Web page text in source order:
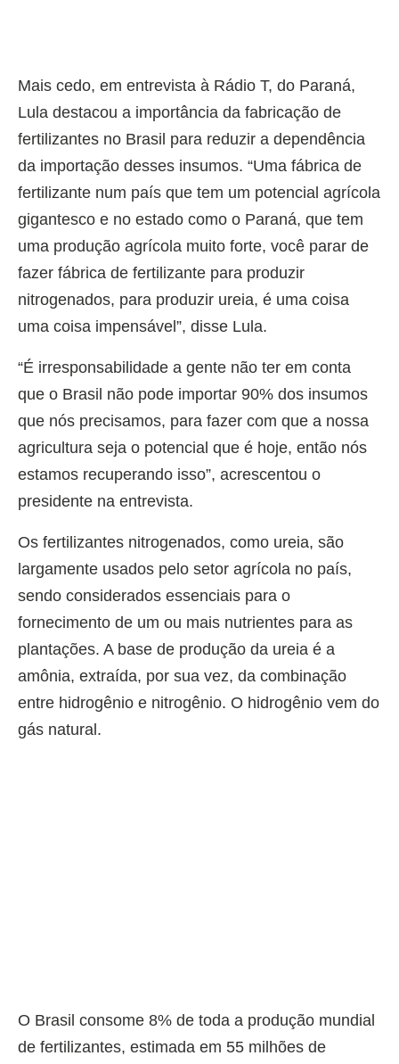
Mais cedo, em entrevista à Rádio T, do Paraná,
Lula destacou a importância da fabricação de
fertilizantes no Brasil para reduzir a dependência
da importação desses insumos. “Uma fábrica de
fertilizante num país que tem um potencial agrícola
gigantesco e no estado como o Paraná, que tem
uma produção agrícola muito forte, você parar de
fazer fábrica de fertilizante para produzir
nitrogenados, para produzir ureia, é uma coisa
uma coisa impensável”, disse Lula.
“É irresponsabilidade a gente não ter em conta
que o Brasil não pode importar 90% dos insumos
que nós precisamos, para fazer com que a nossa
agricultura seja o potencial que é hoje, então nós
estamos recuperando isso”, acrescentou o
presidente na entrevista.
Os fertilizantes nitrogenados, como ureia, são
largamente usados pelo setor agrícola no país,
sendo considerados essenciais para o
fornecimento de um ou mais nutrientes para as
plantações. A base de produção da ureia é a
amônia, extraída, por sua vez, da combinação
entre hidrogênio e nitrogênio. O hidrogênio vem do
gás natural.
O Brasil consome 8% de toda a produção mundial
de fertilizantes, estimada em 55 milhões de